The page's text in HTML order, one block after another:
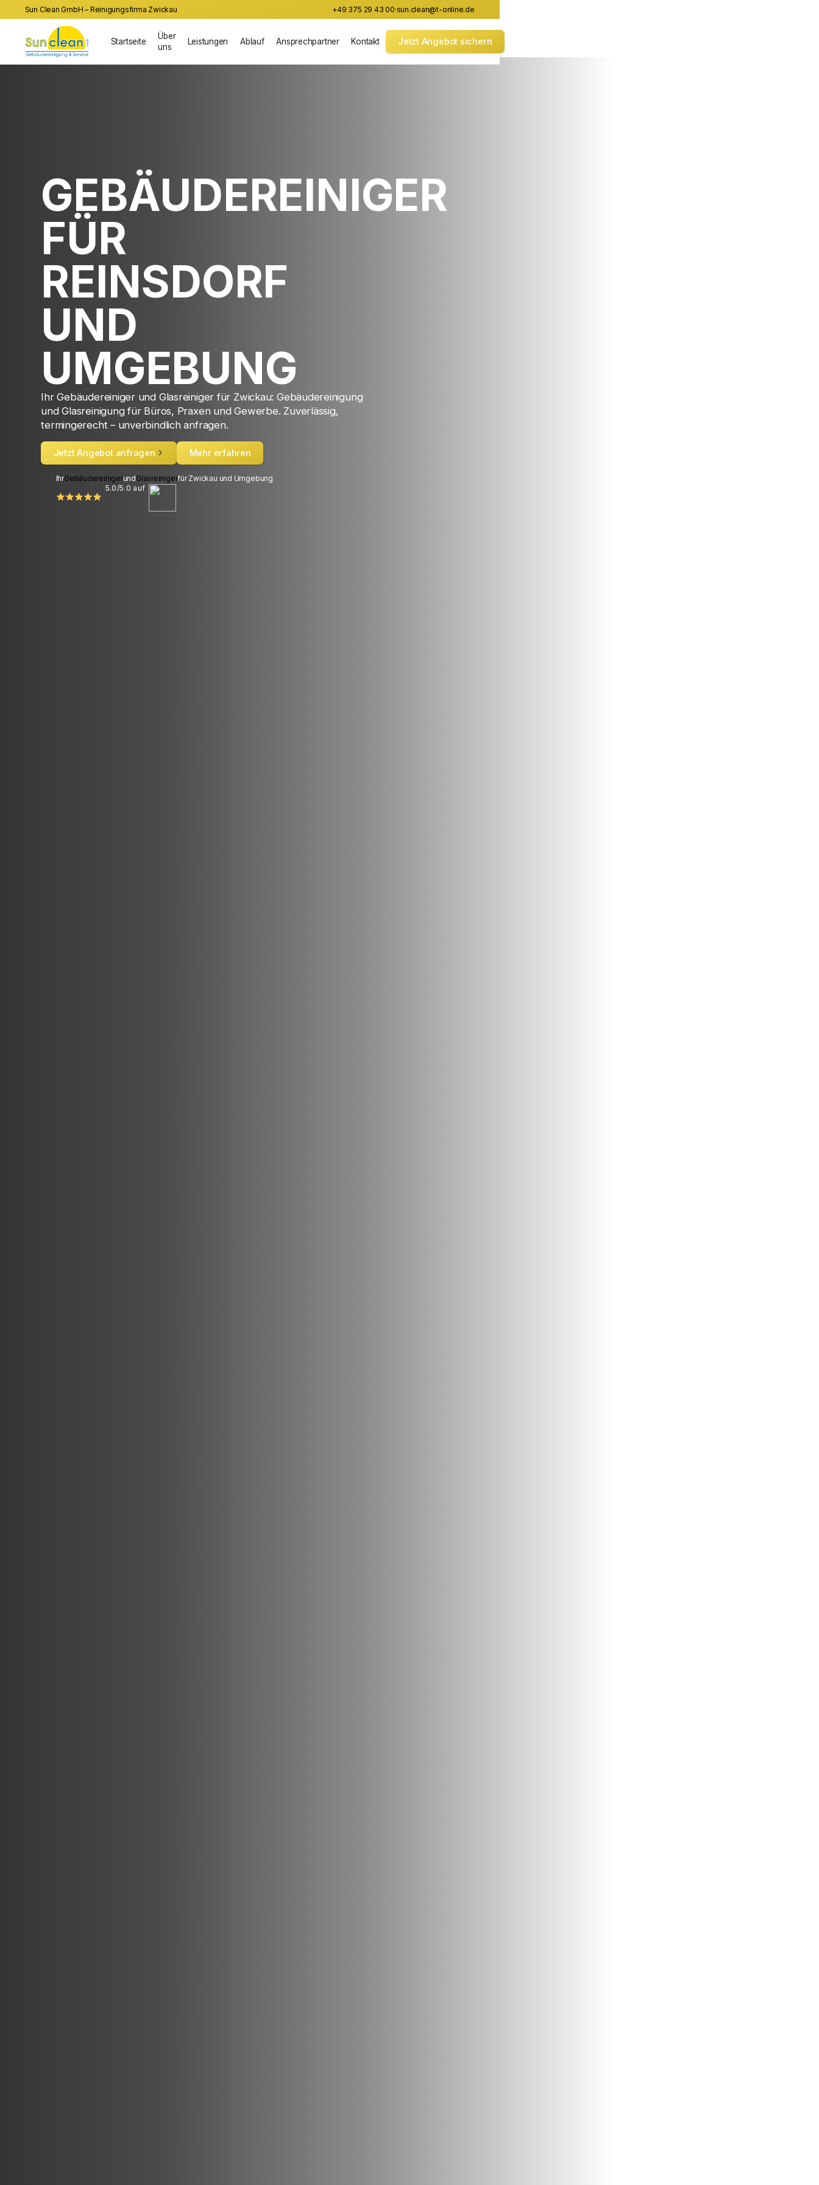
Sun Clean GmbH – Reinigungsfirma Zwickau +49 375 29 43 00·sun.clean@t-online.de
Startseite
Über
uns
Leistungen Ablauf Ansprechpartner Kontakt Jetzt Angebot sichern
GEBÄUDEREINIGER
FÜR
REINSDORF
UND
UMGEBUNG
Ihr Gebäudereiniger und Glasreiniger für Zwickau: Gebäudereinigung
und Glasreinigung für Büros, Praxen und Gewerbe. Zuverlässig,
termingerecht – unverbindlich anfragen.
Jetzt Angebot anfragen Mehr erfahren
IhrGebäudereinigerundGlasreinigerfür Zwickau und Umgebung
5.0/5.0 auf